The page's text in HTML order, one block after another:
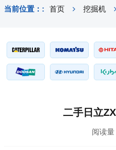
当前位置：: 首页 挖掘机
二手日立
阅读量